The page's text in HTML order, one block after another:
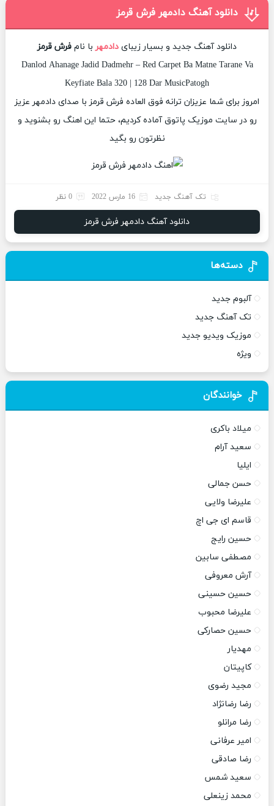
دانلود آهنگ دادمهر فرش قرمز
دانلود آهنگ جدید و بسیار زیبای دادمهر با نام فرش قرمز
Danlod Ahanage Jadid Dadmehr – Red Carpet Ba Matne Tarane Va
Keyfiate Bala 320 | 128 Dar MusicPatogh
امروز برای شما عزیزان ترانه فوق العاده فرش قرمز با صدای دادمهر عزیز
رو در سایت موزیک پاتوق آماده کردیم، حتما این اهنگ رو بشنوید و
نظرتون رو بگید
تک آهنگ جدید 16 مارس 2022 0 نظر
دانلود آهنگ دادمهر فرش قرمز
دسته‌ها
آلبوم جدید
تک آهنگ جدید
موزیک ویدیو جدید
ویژه
خوانندگان
میلاد باکری
سعید آرام
ایلیا
حسن جمالی
علیرضا ولایی
قاسم ای جی اچ
حسین رایج
مصطفی سابین
آرش معروفی
حسین حسینی
علیرضا محبوب
حسین حصارکی
مهدیار
کاپیتان
مجید رضوی
رضا رضانژاد
رضا مرانلو
امیر عرفانی
رضا صادقی
سعید شمس
محمد زینعلی